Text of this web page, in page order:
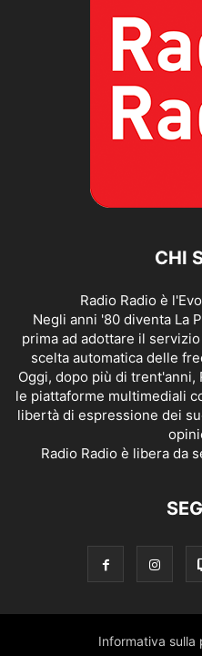
CHI
Radio Radio è
Negli anni '80 diventa La
prima ad adottare il
scelta automatica delle
Oggi, dopo più di
le piattaforme multimediali
libertà di espressione dei
Radio Radio è libera da
Informativa sulla